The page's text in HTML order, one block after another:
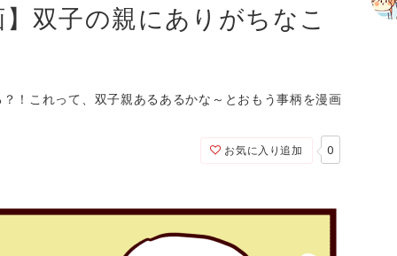
双子の親にありがちなこ
！これって、双子親あるあるかな～とおもう事柄を漫画
お気に入り追加 0